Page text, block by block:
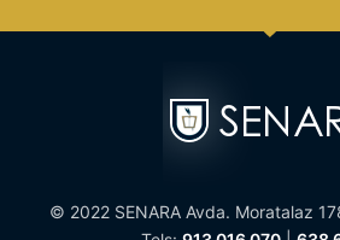
© 2022 SENARA Avda. Moratalaz